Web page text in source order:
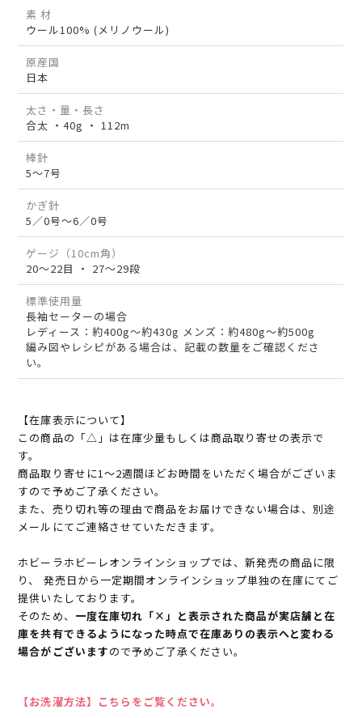
素 材
ウール100% (メリノウール)
原産国
日本
太さ・量・長さ
合太 ・40g ・ 112m
棒針
5～7号
かぎ針
5／0号～6／0号
ゲージ（10cm角）
20～22目 ・ 27～29段
標準使用量
長袖セーターの場合
レディース：約400g～約430g メンズ：約480g～約500g
編み図やレシピがある場合は、記載の数量をご確認くださ
い。
【在庫表示について】
この商品の「△」は在庫少量もしくは商品取り寄せの表示で
す。
商品取り寄せに1～2週間ほどお時間をいただく場合がございま
すので予めご了承ください。
また、売り切れ等の理由で商品をお届けできない場合は、別途
メールにてご連絡させていただきます。
ホビーラホビーレオンラインショップでは、新発売の商品に限
り、 発売日から一定期間オンラインショップ単独の在庫にてご
提供いたしております。
そのため、 一度在庫切れ「×」と表示された商品が実店舗と在
庫を共有できるようになった時点で在庫ありの表示へと変わる
場合がございますので予めご了承ください。
【お洗濯方法】こちらをご覧ください。